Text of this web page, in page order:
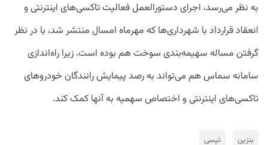
به نظر می‌رسد، اجرای دستورالعمل فعالیت تاکسی‌های اینترنتی و
انعقاد قرارداد با شهرداری‌ها که مهرماه امسال منتشر شد، با در نظر
گرفتن مساله سهیمه‌بندی سوخت هم بوده است. زیرا راه‌اندازی
سامانه سماس هم می‌تواند به رصد پیمایش رانندگان خودروهای
تاکسی‌های اینترنتی و اختصاص سهمیه به آنها کمک کند.
بنزین تپسی